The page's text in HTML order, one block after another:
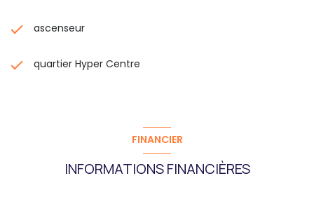
ascenseur
quartier Hyper Centre
FINANCIER
INFORMATIONS FINANCIÈRES